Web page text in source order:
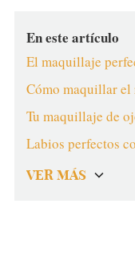
En este artículo
El maquillaje
Cómo maquillar el
Tu maquillaje de
Labios perfectos